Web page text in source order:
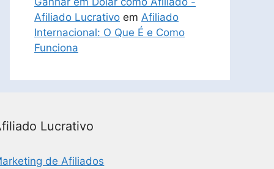
Afiliado Lucrativo em Afiliado
Internacional: O Que É e Como
Funciona
Lucrativo
de Afiliados